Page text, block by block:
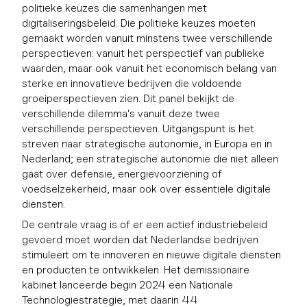
politieke keuzes die samenhangen met
digitaliseringsbeleid. Die politieke keuzes moeten
gemaakt worden vanuit minstens twee verschillende
perspectieven: vanuit het perspectief van publieke
waarden, maar ook vanuit het economisch belang van
sterke en innovatieve bedrijven die voldoende
groeiperspectieven zien. Dit panel bekijkt de
verschillende dilemma's vanuit deze twee
verschillende perspectieven. Uitgangspunt is het
streven naar strategische autonomie, in Europa en in
Nederland; een strategische autonomie die niet alleen
gaat over defensie, energievoorziening of
voedselzekerheid, maar ook over essentiële digitale
diensten.
De centrale vraag is of er een actief industriebeleid
gevoerd moet worden dat Nederlandse bedrijven
stimuleert om te innoveren en nieuwe digitale diensten
en producten te ontwikkelen. Het demissionaire
kabinet lanceerde begin 2024 een Nationale
Technologiestrategie, met daarin 44